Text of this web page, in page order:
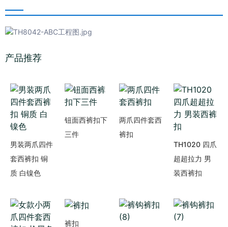
产品推荐
男装两爪四件
套西裤扣 铜
质 白镍色
钮面西裤扣下
三件
两爪四件套西
裤扣
TH1020 四爪
超超拉力 男
装西裤扣
裤扣